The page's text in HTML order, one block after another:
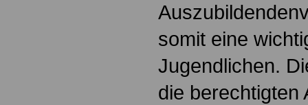
somit eine
Jugendlichen.
die berechtigten